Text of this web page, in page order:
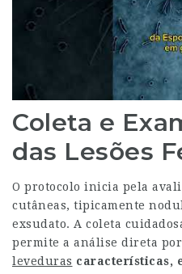
Coleta e
das Lesões
O protocolo inicia pela
cutâneas, tipicamente
exsudato. A coleta
permite a análise direta por
leveduras características,